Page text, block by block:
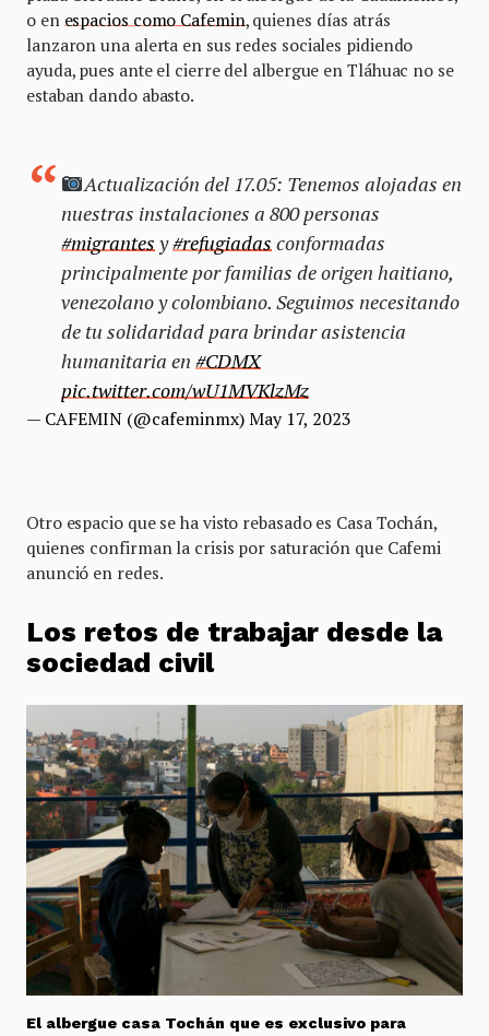
o en espacios como Cafemin, quienes días atrás
lanzaron una alerta en sus redes sociales pidiendo
ayuda, pues ante el cierre del albergue en Tláhuac no se
estaban dando abasto.
Actualización del 17.05: Tenemos alojadas en
nuestras instalaciones a 800 personas
#migrantesy#refugiadasconformadas
principalmente por familias de origen haitiano,
venezolano y colombiano. Seguimos necesitando
de tu solidaridad para brindar asistencia
humanitaria en #CDMX
pic.twitter.com/wU1MVKlzMz
— CAFEMIN (@cafeminmx)May 17, 2023
Otro espacio que se ha visto rebasado es Casa Tochán,
quienes confirman la crisis por saturación que Cafemi
anunció en redes.
Los retos de trabajar desde la
sociedad civil
El albergue casa Tochán que es exclusivo para